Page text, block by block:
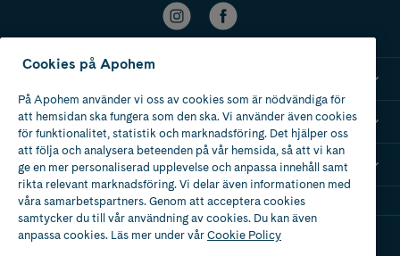
Om Apohem
Mina recept
Ladda ner vår app
Cookies på Apohem
På Apohem använder vi oss av cookies som är nödvändiga för
att hemsidan ska fungera som den ska. Vi använder även cookies
för funktionalitet, statistik och marknadsföring. Det hjälper oss
att följa och analysera beteenden på vår hemsida, så att vi kan
ge en mer personaliserad upplevelse och anpassa innehåll samt
rikta relevant marknadsföring. Vi delar även informationen med
våra samarbetspartners. Genom att acceptera cookies
samtycker du till vår användning av cookies. Du kan även
anpassa cookies. Läs mer under vårCookie Policy